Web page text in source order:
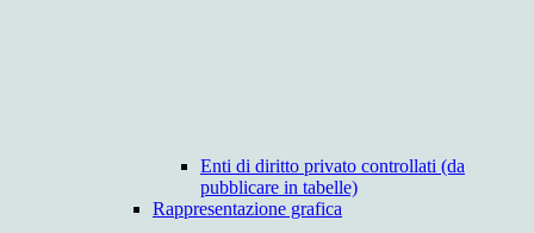
Enti di diritto privato controllati (da
pubblicare in tabelle)
Rappresentazione grafica